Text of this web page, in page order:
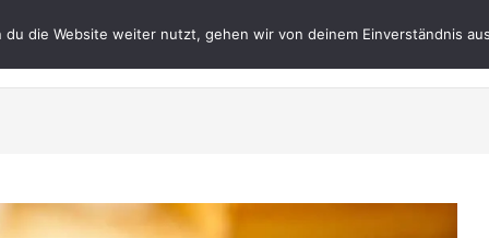
Datenschutz
du die Website weiter nutzt, gehen wir von deinem Einverständnis